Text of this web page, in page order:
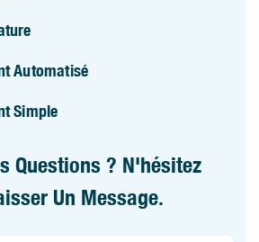
Automatisé
Simple
Questions ? N'hésitez
Un Message.